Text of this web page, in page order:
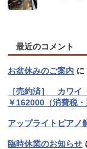
最近のコメント
お盆休みのご案内 に
［売約済］ カワ
￥162000（消費税・
アップライトピアノ
臨時休業のお知らせ